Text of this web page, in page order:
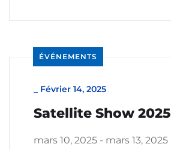
ÉVÉNEMENTS
Février 14, 2025
Satellite Show 2025
mars 10, 2025 - mars 13, 2025